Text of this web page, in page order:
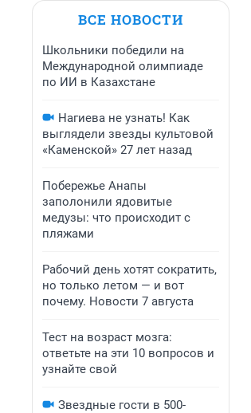
ВСЕ НОВОСТИ
Школьники победили на
Международной олимпиаде
по ИИ в Казахстане
Нагиева не узнать! Как
выглядели звезды культовой
«Каменской» 27 лет назад
Побережье Анапы
заполонили ядовитые
медузы: что происходит с
пляжами
Рабочий день хотят сократить,
но только летом — и вот
почему. Новости 7 августа
Тест на возраст мозга:
ответьте на эти 10 вопросов и
узнайте свой
Звездные гости в 500-